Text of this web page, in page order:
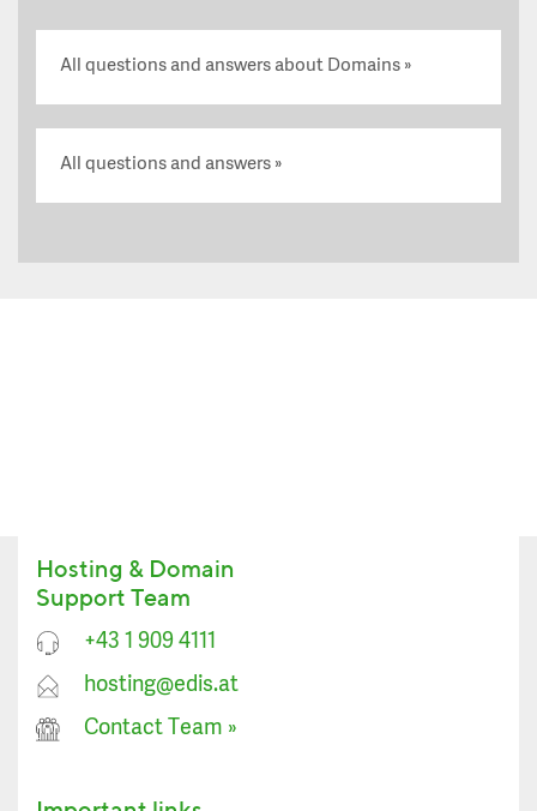
All questions and answers about Domains
All questions and answers
Hosting & Domain
Support Team
+43 1 909 4111
hosting@edis.at
Contact Team »